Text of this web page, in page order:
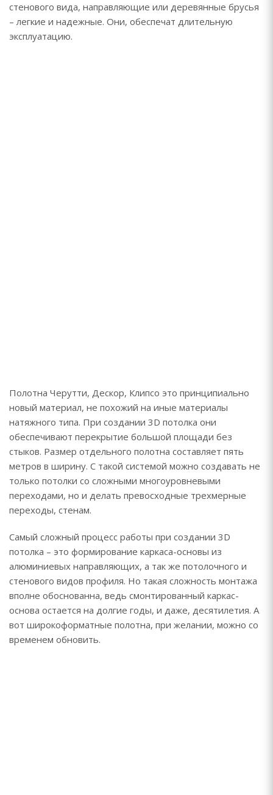
стенового вида, направляющие или деревянные брусья
– легкие и надежные. Они, обеспечат длительную
эксплуатацию.
Полотна Черутти, Дескор, Клипсо это принципиально
новый материал, не похожий на иные материалы
натяжного типа. При создании 3D потолка они
обеспечивают перекрытие большой площади без
стыков. Размер отдельного полотна составляет пять
метров в ширину. С такой системой можно создавать не
только потолки со сложными многоуровневыми
переходами, но и делать превосходные трехмерные
переходы, стенам.
Самый сложный процесс работы при создании 3D
потолка – это формирование каркаса-основы из
алюминиевых направляющих, а так же потолочного и
стенового видов профиля. Но такая сложность монтажа
вполне обоснованна, ведь смонтированный каркас-
основа остается на долгие годы, и даже, десятилетия. А
вот широкоформатные полотна, при желании, можно со
временем обновить.